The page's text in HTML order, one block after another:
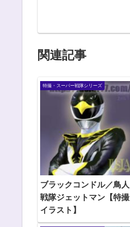
関連記事
特撮・スーパー戦隊シリーズ
ブラックコンドル／鳥人
戦隊ジェットマン【特撮
イラスト】